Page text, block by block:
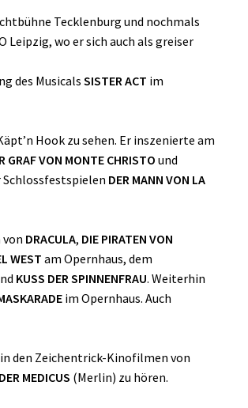
Tecklenburg und nochmals
Leipzig, wo er sich auch als greiser
des Musicals SISTER ACT im
Hook zu sehen. Er inszenierte am
GRAF VON MONTE CHRISTO und
DER MANN VON LA
von DRACULA, DIE PIRATEN VON
WEST am Opernhaus, dem
KUSS DER SPINNENFRAU. Weiterhin
im Opernhaus. Auch
den Zeichentrick-Kinofilmen von
MEDICUS (Merlin) zu hören.